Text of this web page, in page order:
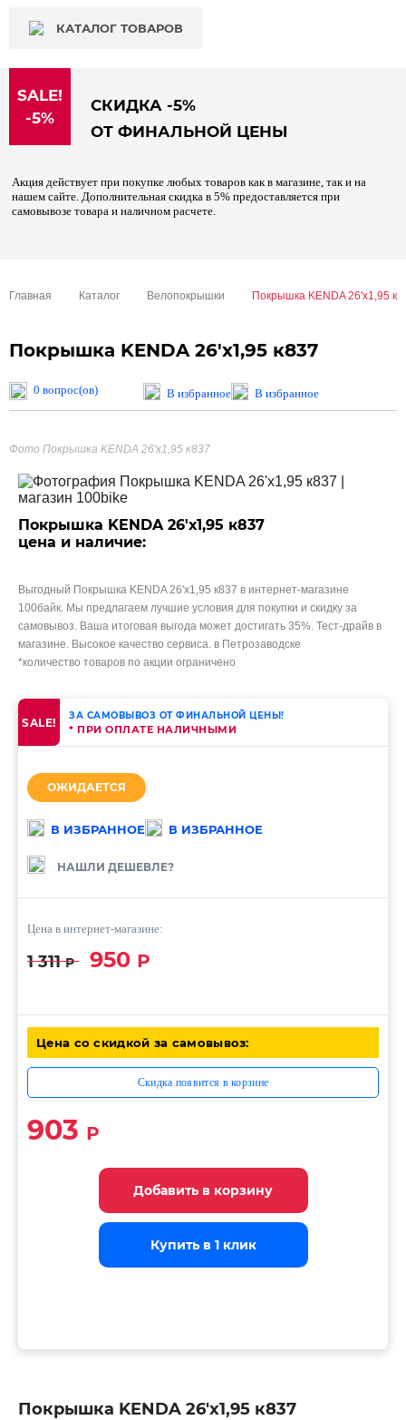
КАТАЛОГ ТОВАРОВ
SALE!
-5%
СКИДКА -5%
ОТ ФИНАЛЬНОЙ ЦЕНЫ
Акция действует при покупке любых товаров как в магазине, так и на
нашем сайте. Дополнительная скидка в 5% предоставляется при
самовывозе товара и наличном расчете.
Главная Каталог Велопокрышки Покрышка KENDA 26'х1,95
Покрышка KENDA 26'х1,95 к837
0 вопрос(ов) В избранное В избранное
Фото Покрышка KENDA 26'х1,95 к837
Покрышка KENDA 26'х1,95 к837
цена и наличие:
Выгодный Покрышка KENDA 26'х1,95 к837 в интернет-магазине
100байк. Мы предлагаем лучшие условия для покупки и скидку за
самовывоз. Ваша итоговая выгода может достигать 35%. Тест-драйв в
магазине. Высокое качество сервиса. в Петрозаводске
*количество товаров по акции ограничено
SALE! ЗА САМОВЫВОЗ ОТ ФИНАЛЬНОЙ ЦЕНЫ!
* ПРИ ОПЛАТЕ НАЛИЧНЫМИ
ОЖИДАЕТСЯ
В ИЗБРАННОЕ В ИЗБРАННОЕ
НАШЛИ ДЕШЕВЛЕ?
Цена в интернет-магазине:
1 311Р 950 Р
Цена со скидкой за самовывоз:
Скидка появится в корзине
903 Р
Добавить в корзину
Добавить в корзину
Добавить в корзину
Купить в 1 клик
Купить в 1 клик
Купить в 1 клик
Покрышка KENDA 26'х1,95 к837